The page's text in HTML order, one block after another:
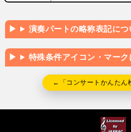
演奏パートの略称表記につ
特殊条件アイコン・マーク
←「コンサートかんたん